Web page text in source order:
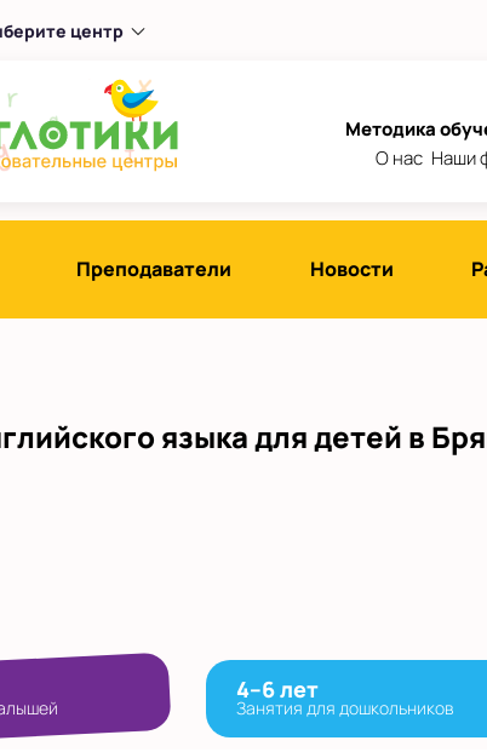
центр
центр
О.Н. Строкина
на карте
другой город
Методика
О нас Наши
Преподаватели Новости
языка для детей в
4–6 лет
Занятия для дошкольников